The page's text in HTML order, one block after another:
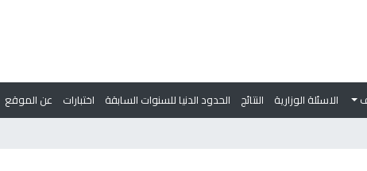
الاسئلة الوزارية النتائج الحدود الدنيا للسنوات السابقة اختبارات عن الموقع